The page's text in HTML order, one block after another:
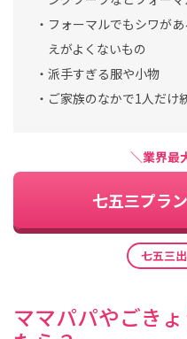
・フォーマルでもシワが
えがよくないもの
・派手すぎる服や小物
・ご家族のなかで1人だけ
＼業界最
七五三プラ
七五三
ママパパやごき